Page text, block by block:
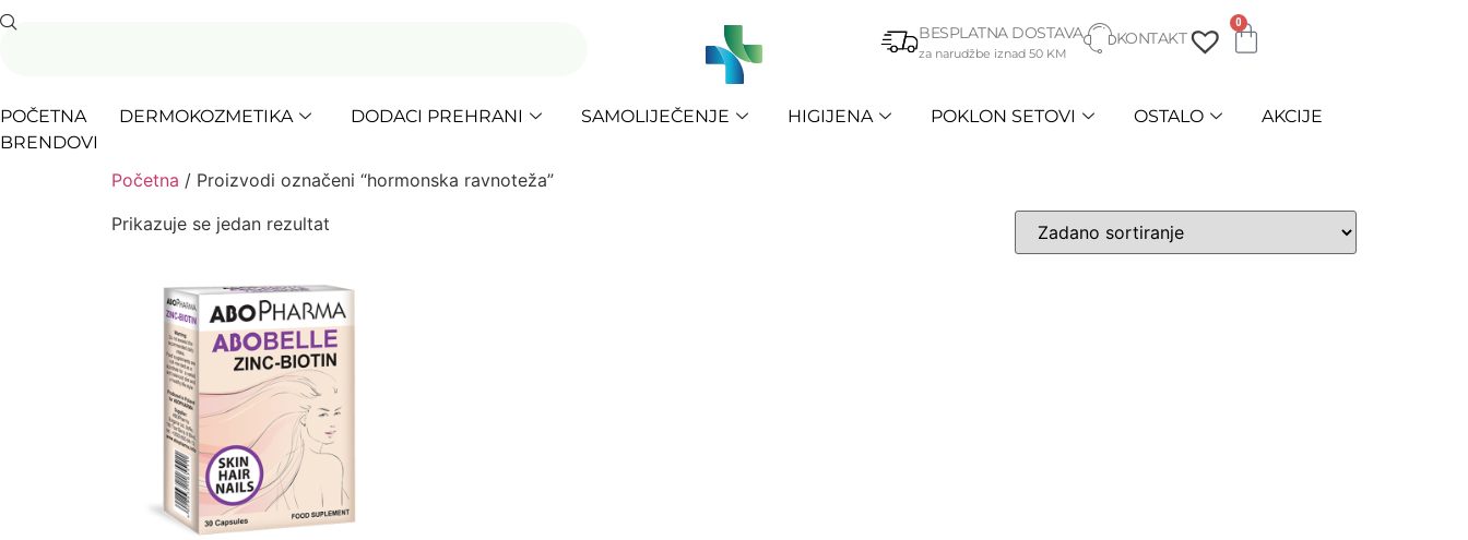
BESPLATNA DOSTAVA
za narudžbe iznad 50 KM
KONTAKT
0
POČETNA DERMOKOZMETIKA DODACI PREHRANI SAMOLIJEČENJE HIGIJENA POKLON SETOVI OSTALO
AKCIJE
BRENDOVI
Početna / Proizvodi označeni “hormonska ravnoteža”
Prikazuje se jedan rezultat